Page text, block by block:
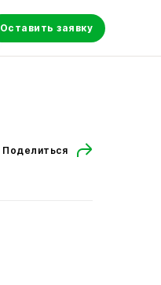
Оставить заявку
Поделиться